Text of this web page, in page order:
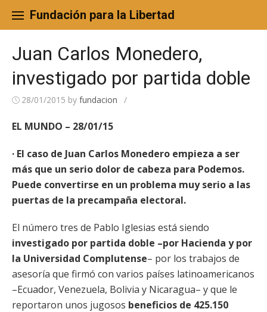
content
Fundación para la Libertad
Juan Carlos Monedero,
investigado por partida doble
28/01/2015 by fundacion /
EL MUNDO – 28/01/15
· El caso de Juan Carlos Monedero empieza a ser
más que un serio dolor de cabeza para Podemos.
Puede convertirse en un problema muy serio a las
puertas de la precampaña electoral.
El número tres de Pablo Iglesias está siendo
investigado por partida doble –por Hacienda y por
la Universidad Complutense– por los trabajos de
asesoría que firmó con varios países latinoamericanos
–Ecuador, Venezuela, Bolivia y Nicaragua– y que le
reportaron unos jugosos beneficios de 425.150